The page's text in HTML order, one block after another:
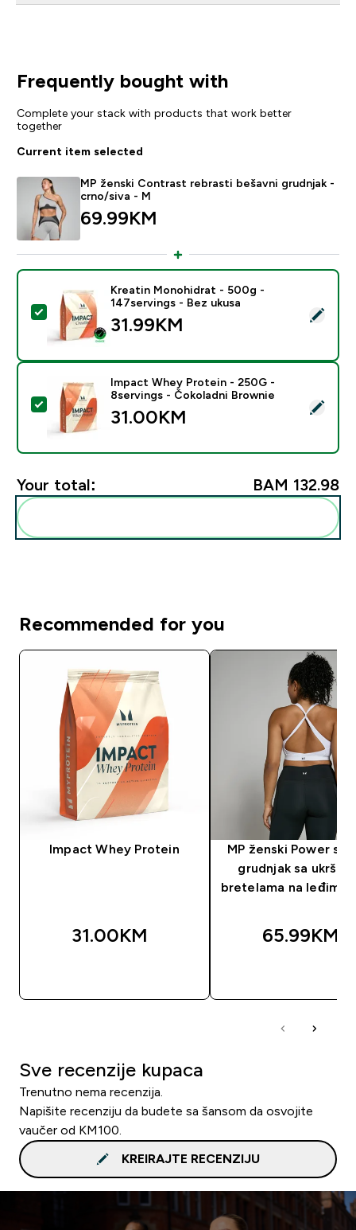
Frequently bought with
Complete your stack with products that work better
together
Current item selected
MP ženski Contrast rebrasti bešavni grudnjak -
crno/siva - M
69.99KM‎
Select this product - Kreatin Monohidrat - 500g -
Kreatin Monohidrat - 500g -
147servings - Bez ukusa
31.99KM‎
Select this product - Impact Whey Protein - 250G -
Impact Whey Protein - 250G -
8servings - Čokoladni Brownie
31.00KM‎
Your total: BAM 132.98‎
Recommended for you
Impact Whey Protein
31.00KM‎
MP ženski Power
grudnjak sa
bretelama na leđima
65.99KM‎
Sve recenzije kupaca
Trenutno nema recenzija.
Napišite recenziju da budete sa šansom da osvojite
vaučer od KM100.
KREIRAJTE RECENZIJU